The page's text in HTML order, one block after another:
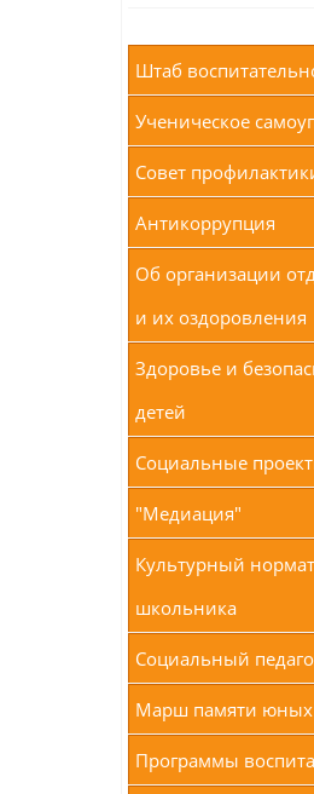
Штаб
Ученическое
Совет
Антикоррупция
Об организации
и их оздоровления
Здоровье и
детей
Социальные
"Медиация"
Культурный
школьника
Социальный
Марш памяти юных
Программы